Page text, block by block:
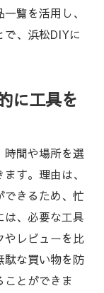
覧を活用し、
で、浜松DIYに
に工具を
時間や場所を選
す。理由は、
できるため、忙
は、必要な工具
やレビューを比
駄な買い物を防
ことができま